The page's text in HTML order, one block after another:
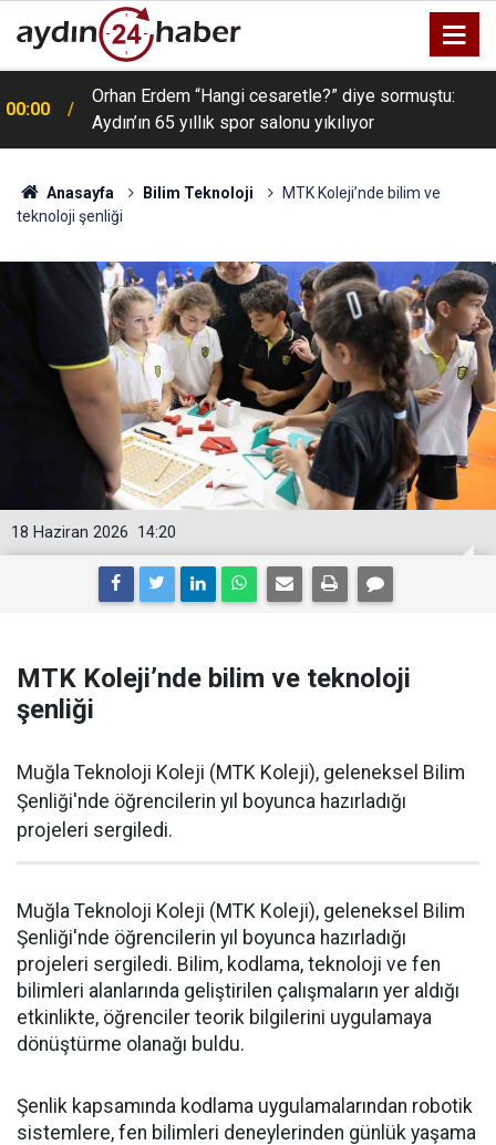
00:00
Orhan Erdem “Hangi cesaretle?” diye sormuştu:
Aydın’ın 65 yıllık spor salonu yıkılıyor
Anasayfa Bilim Teknoloji
MTK Koleji’nde bilim ve
teknoloji şenliği
14:20
18 Haziran 2026
MTK Koleji’nde bilim ve teknoloji
şenliği
Muğla Teknoloji Koleji (MTK Koleji), geleneksel Bilim
Şenliği'nde öğrencilerin yıl boyunca hazırladığı
projeleri sergiledi.
Muğla Teknoloji Koleji (MTK Koleji), geleneksel Bilim
Şenliği'nde öğrencilerin yıl boyunca hazırladığı
projeleri sergiledi. Bilim, kodlama, teknoloji ve fen
bilimleri alanlarında geliştirilen çalışmaların yer aldığı
etkinlikte, öğrenciler teorik bilgilerini uygulamaya
dönüştürme olanağı buldu.
Şenlik kapsamında kodlama uygulamalarından robotik
sistemlere, fen bilimleri deneylerinden günlük yaşama